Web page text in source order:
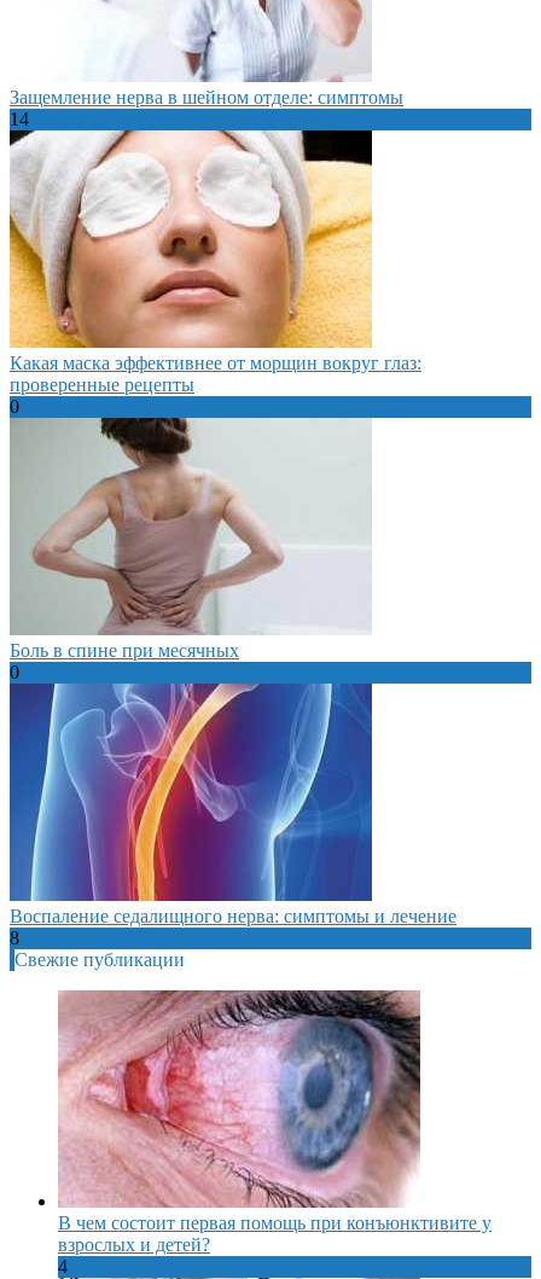
Защемление нерва в шейном отделе: симптомы
14
Какая маска эффективнее от морщин вокруг глаз:
проверенные рецепты
0
Боль в спине при месячных
0
Воспаление седалищного нерва: симптомы и лечение
8
Свежие публикации
В чем состоит первая помощь при конъюнктивите у
взрослых и детей?
4